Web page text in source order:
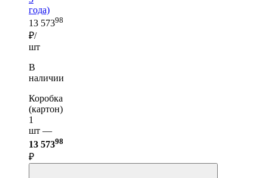
года)
13 57398
₽/
шт
В
наличии
Коробка
(картон)
1
шт —
13 57398
₽